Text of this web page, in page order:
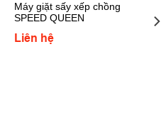
Máy giặt sấy xếp chồng
SPEED QUEEN
gia nhiệt bằng gas)
Liên hệ